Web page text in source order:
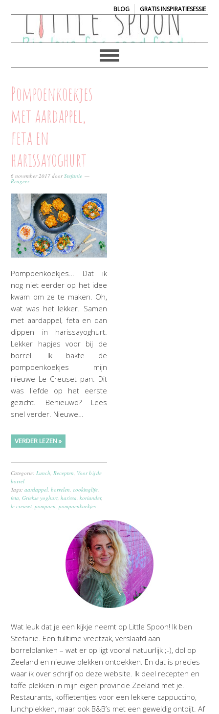
BLOG| GRATIS INSPIRATIESESSIE
Pompoenkoekjes
met aardappel,
feta en
harissayoghurt
6 november 2017 doorStefanie
Reageer
Pompoenkoekjes… Dat ik
nog niet eerder op het idee
kwam om ze te maken. Oh,
wat was het lekker. Samen
met aardappel, feta en dan
dippen in harissayoghurt.
Lekker hapjes voor bij de
borrel. Ik bakte de
pompoenkoekjes mijn
nieuwe Le Creuset pan. Dit
was liefde op het eerste
gezicht. Benieuwd? Lees
snel verder. Nieuwe…
VERDER LEZEN »
Categorie: Lunch Recepten Voor bij de
borrel
Tags:aardappel ,borrelen ,cookinglife
feta ,Griekse yoghurt ,harissa ,koriander,
le creuset ,pompoen ,pompoenkoekjes
Wat leuk dat je een kijkje neemt op Little Spoon! Ik ben
Stefanie. Een fulltime vreetzak, verslaafd aan
borrelplanken – wat er op ligt vooral natuurlijk ;-), dol op
Zeeland en nieuwe plekken ontdekken. En dat is precies
waar ik over schrijf op deze website. Ik deel recepten en
toffe plekken in mijn eigen provincie Zeeland met je.
Restaurants, koffietentjes voor een lekkere cappuccino,
lunchplekken, maar ook B&B’s met een geweldig ontbijt. Af